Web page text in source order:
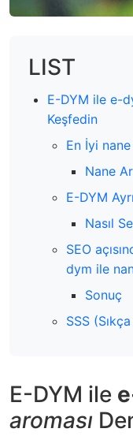
LIST
E-DYM ile e-
Keşfedin
En İyi
Nane
E-DYM
Nasıl
SEO
dym ile
Sonuç
SSS
E-DYM ile
aroması